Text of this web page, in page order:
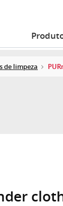
de limpeza